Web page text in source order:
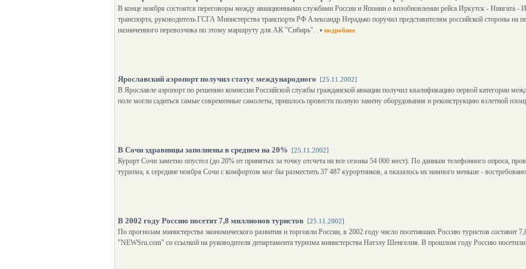
В конце ноября состоятся переговоры между авиационными службами России и Японии о возобновлении рейса Иркутск - Ниигата -
транспорта, руководитель ГСГА Министерства транспорта РФ Александр Нерадько поручил представителям российской стороны на
назначенного перевозчика по этому маршруту для АК "Сибирь".
подробнее
Ярославский аэропорт получил статус международного [25.11.2002]
В Ярославле аэропорт по решению комиссии Российской службы гражданской авиации получил квалификацию первой категории
поле могли садиться самые современные самолеты, пришлось провести полную замену оборудования и реконструкцию взлетной
В Сочи здравницы заполнены в среднем на 20% [25.11.2002]
Курорт Сочи заметно опустел (до 20% от принятых за точку отсчета на все сезоны 54 000 мест). По данным телефонного опроса,
туризма, к середине ноября Сочи с комфортом мог бы разместить 37 487 курортников, а оказалось их намного меньше -
В 2002 году Россию посетят 7,8 миллионов туристов [25.11.2002]
По прогнозам министерства экономического развития и торговли России, в 2002 году число посетивших Россию туристов составит
"NEWSru.com" со ссылкой на руководителя департамента туризма министерства Натэлу Шенгелия. В прошлом году Россию